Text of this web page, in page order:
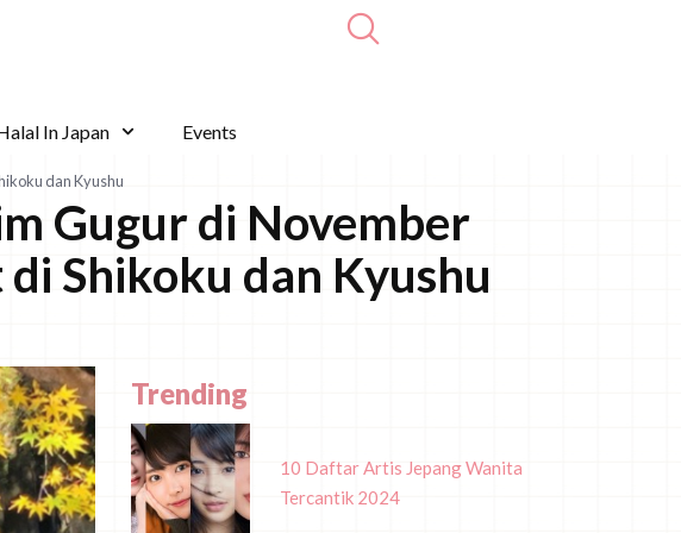
In Japan Events
dan Kyushu
Gugur di November
Shikoku dan Kyushu
Trending
10 Daftar Artis Jepang Wanita
Tercantik 2024